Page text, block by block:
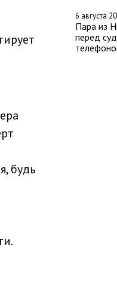
6 августа
Пара из
перед
будь